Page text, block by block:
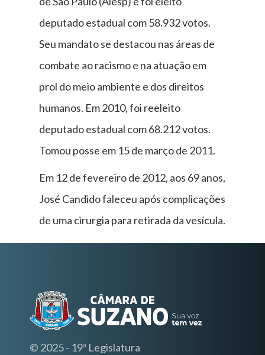
deputado estadual com 58.932 votos.
Seu mandato se destacou nas áreas de
combate ao racismo e na atuação em
prol do meio ambiente e dos direitos
humanos. Em 2010, foi reeleito
deputado estadual com 68.212 votos.
Tomou posse em 15 de março de 2011.
Em 12 de fevereiro de 2012, aos 69 anos,
José Candido faleceu após complicações
de uma cirurgia para retirada da vesícula.
© 2025 - 19ª Legislatura